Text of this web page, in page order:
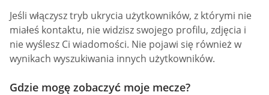
Jeśli włączysz tryb ukrycia użytkowników, z którymi nie
miałeś kontaktu, nie widzisz swojego profilu, zdjęcia i
nie wyślesz Ci wiadomości. Nie pojawi się również w
wynikach wyszukiwania innych użytkowników.
Gdzie mogę zobaczyć moje mecze?